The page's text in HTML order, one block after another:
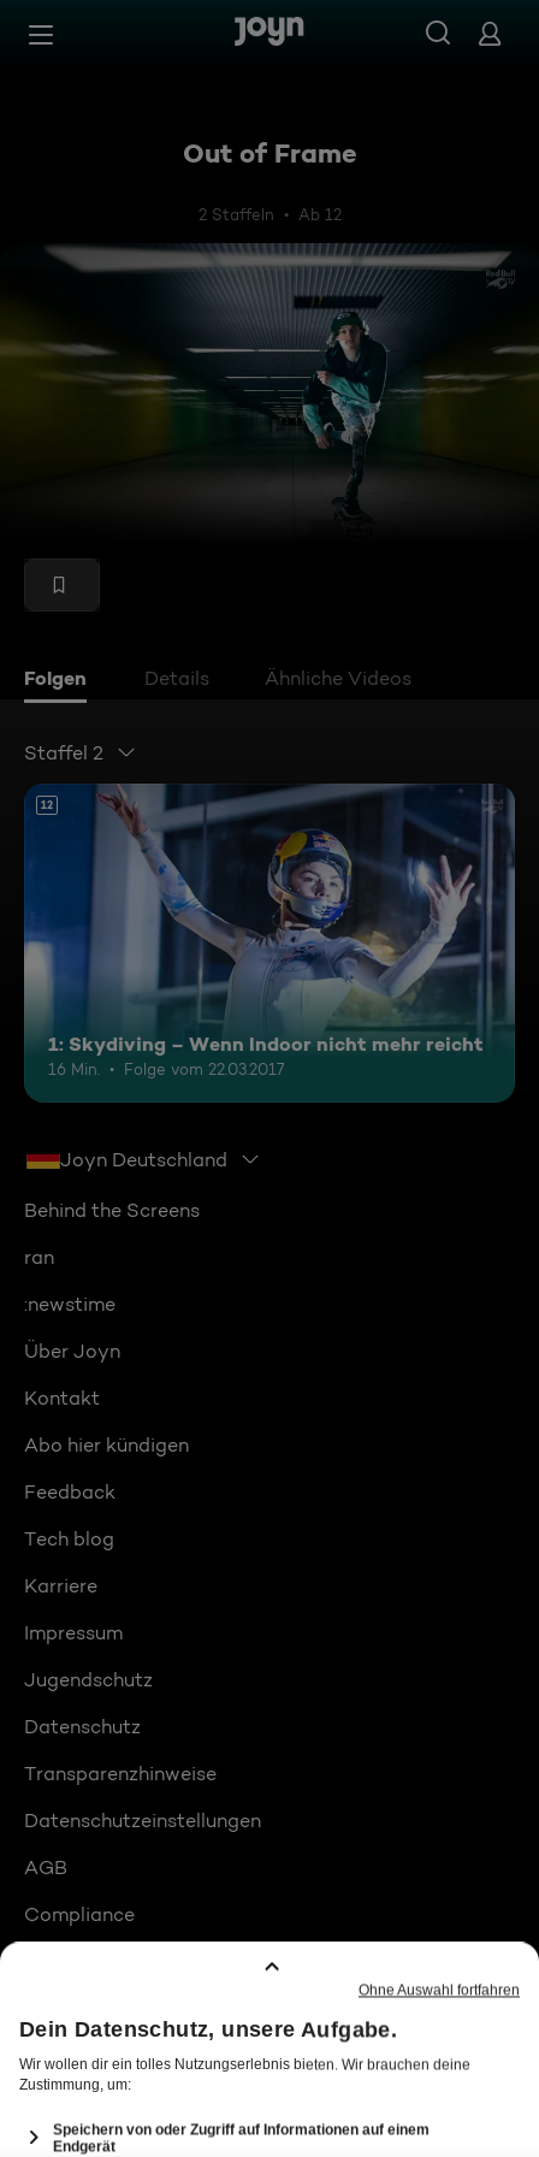
Zum Inhalt springen
Out of Frame
2 Staffeln Ab 12
Folgen Details Ähnliche Videos
Staffel 2
12
1: Skydiving – Wenn Indoor nicht mehr reicht
16 Min. Folge vom 22.03.2017
Joyn Deutschland
Behind the Screens
ran
:newstime
Über Joyn
Kontakt
Abo hier kündigen
Feedback
Tech blog
Karriere
Impressum
Jugendschutz
Datenschutz
Transparenzhinweise
Datenschutzeinstellungen
AGB
Compliance